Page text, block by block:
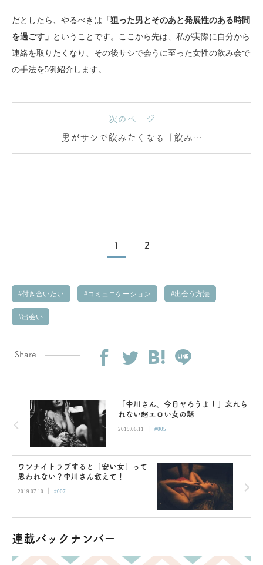
だとしたら、やるべきは 「狙った男とそのあと発展性のある時間
を過ごす」 ということです。ここから先は、私が実際に自分から
連絡を取りたくなり、その後サシで会うに至った女性の飲み会で
の手法を5例紹介します。
次のページ
男がサシで飲みたくなる「飲み会
の手法」5つ
1 2
付き合いたい コミュニケーション 出会う方法
出会い
Share
「中川さん、今日ヤろうよ！」忘れら
れない超エロい女の話
2019.06.11 | #005
ワンナイトラブすると「安い女」って
思われない？中川さん教えて！
2019.07.10 | #007
連載バックナンバー